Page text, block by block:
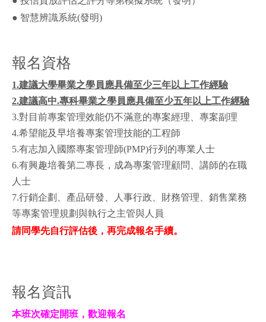
● 智慧辨識系統(發明)
報名資格
1.建議大學畢業之學員應具備至少三年以上工作經驗
2.建議高中.專科畢業之學員應具備至少五年以上工作經驗
3.對目前專案管理效能仍不滿意的專案經理、專案副理
4.希望能及早培養專案管理技能的工程師
5.有志加入國際專案管理師(PMP)行列的專業人士
6.有興趣培養第二專長，成為專案管理顧問、講師的在職
人士
7.行銷企劃、產品研發、人事行政、財務管理、銷售業務
等專案管理規劃與執行之主管與人員
請同學先自行評估後，再完成報名手續。
報名資訊
本班次確定開班，歡迎報名